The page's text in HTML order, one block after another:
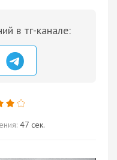
в тг-канале:
47 сек.